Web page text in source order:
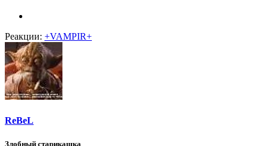
Реакции: +VAMPIR+
ReBeL
Злобный старикашка